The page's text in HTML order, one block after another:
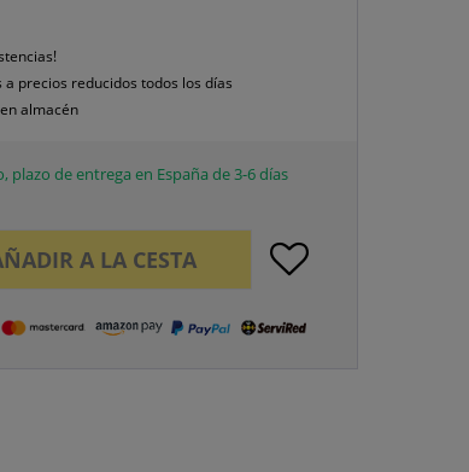
precios reducidos todos los días
almacén
plazo de entrega en España de 3-6 días
A LA CESTA